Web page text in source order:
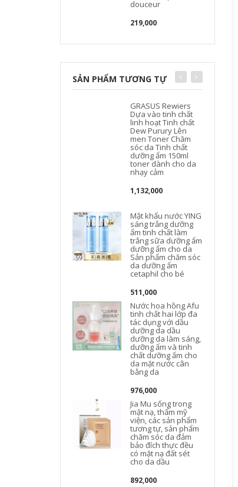
douceur
219,000
SẢN PHẨM TƯƠNG TỰ
GRASUS Rewiers
Dựa vào tinh chất
linh hoạt Tinh chất
Dew Purury Lên
men Toner Chăm
sóc da Tinh chất
dưỡng ẩm 150ml
toner dành cho da
nhạy cảm
1,132,000
Mật khẩu nước YING
sáng trắng dưỡng
ẩm tinh chất làm
trắng sữa dưỡng ẩm
dưỡng ẩm cho da
Sản phẩm chăm sóc
da dưỡng ẩm
cetaphil cho bé
511,000
Nước hoa hồng Afu
tinh chất hai lớp đa
tác dụng với dầu
dưỡng da dầu
dưỡng da làm sáng,
dưỡng ẩm và tinh
chất dưỡng ẩm cho
da mặt nước cân
bằng da
976,000
Jia Mu sống trong
mặt nạ, thẩm mỹ
viện, các sản phẩm
tương tự, sản phẩm
chăm sóc da đảm
bảo đích thực đều
có mặt nạ đất sét
cho da dầu
892,000